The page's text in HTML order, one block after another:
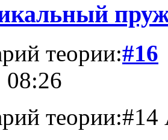
теории:#16
08:26